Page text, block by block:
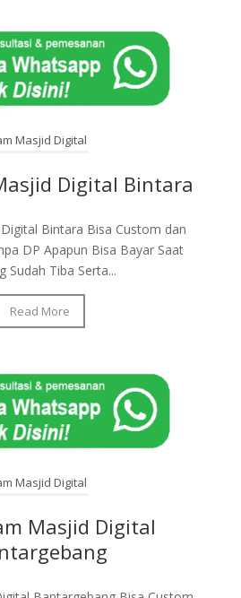
Masjid Digital
Digital Bintara
Bintara Bisa Custom dan
DP Apapun Bisa Bayar Saat
Sudah Tiba Serta...
Read More
Masjid Digital
Masjid Digital